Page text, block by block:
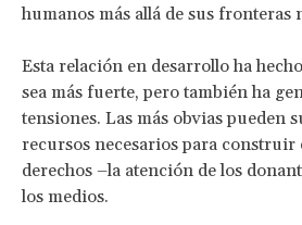
humanos más allá de sus fronteras
Esta relación en desarrollo ha
sea más fuerte, pero también ha
tensiones. Las más obvias pueden
recursos necesarios para
derechos –la atención de los
los medios.